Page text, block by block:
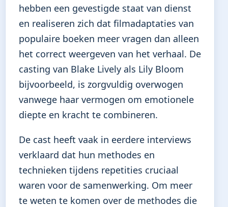
hebben een gevestigde staat van dienst
en realiseren zich dat filmadaptaties van
populaire boeken meer vragen dan alleen
het correct weergeven van het verhaal. De
casting van Blake Lively als Lily Bloom
bijvoorbeeld, is zorgvuldig overwogen
vanwege haar vermogen om emotionele
diepte en kracht te combineren.
De cast heeft vaak in eerdere interviews
verklaard dat hun methodes en
technieken tijdens repetities cruciaal
waren voor de samenwerking. Om meer
te weten te komen over de methodes die